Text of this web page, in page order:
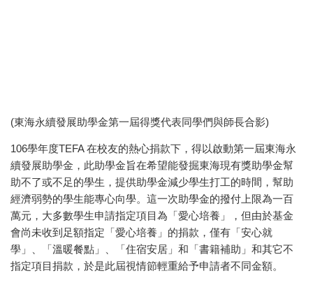
(東海永續發展助學金第一屆得獎代表同學們與師長合影)
106學年度TEFA 在校友的熱心捐款下，得以啟動第一屆東海永
續發展助學金，此助學金旨在希望能發掘東海現有獎助學金幫
助不了或不足的學生，提供助學金減少學生打工的時間，幫助
經濟弱勢的學生能專心向學。這一次助學金的撥付上限為一百
萬元，大多數學生申請指定項目為「愛心培養」，但由於基金
會尚未收到足額指定「愛心培養」的捐款，僅有「安心就
學」、「溫暖餐點」、「住宿安居」和「書籍補助」和其它不
指定項目捐款，於是此屆視情節輕重給予申請者不同金額。